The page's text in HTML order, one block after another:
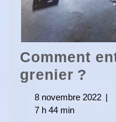
Comment
grenier ?
8 novembre 2022 8|
7 h 44 min